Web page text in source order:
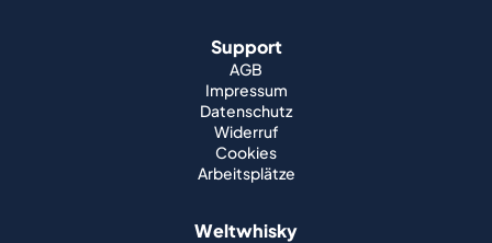
Support
AGB
Impressum
Datenschutz
Widerruf
Cookies
Arbeitsplätze
Weltwhisky